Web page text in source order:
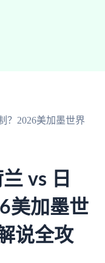
？2026美加墨世界
vs 日
美加墨世
说全攻